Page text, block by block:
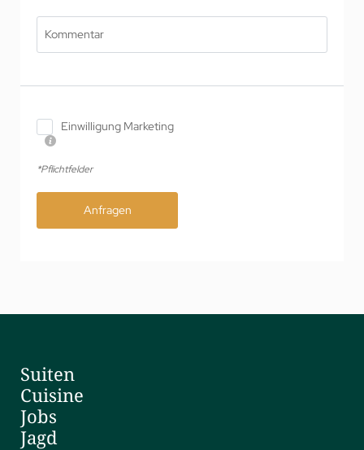
Kommentar
Einwilligung Marketing
*Pflichtfelder
Anfragen
Suiten
Cuisine
Jobs
Jagd